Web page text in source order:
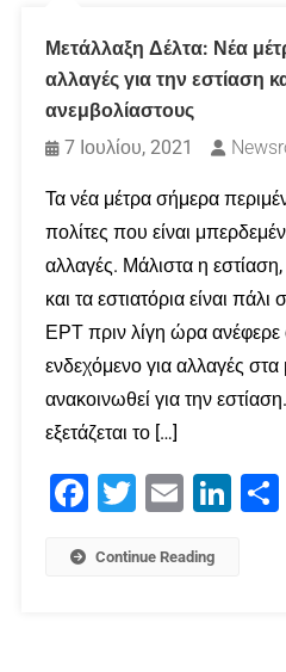
Μετάλλαξη Δέλτα: Νέα
αλλαγές για την εστίαση
ανεμβολίαστους
7 Ιουλίου, 2021
Τα νέα μέτρα σήμερα
πολίτες που είναι
αλλαγές. Μάλιστα η
και τα εστιατόρια είναι
ΕΡΤ πριν λίγη ώρα ανέφερε
ενδεχόμενο για αλλαγές
ανακοινωθεί για την
εξετάζεται το […]
Facebook
Twitter Email
Continue Reading